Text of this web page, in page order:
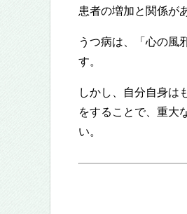
患者の増加と関係が
うつ病は、「心の風
す。
しかし、自分自身は
をすることで、重大
い。